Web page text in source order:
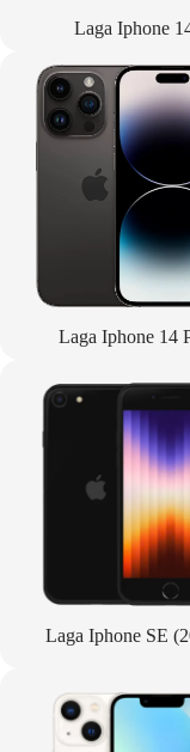
Laga Iphone
Laga Iphone 14
Laga Iphone SE